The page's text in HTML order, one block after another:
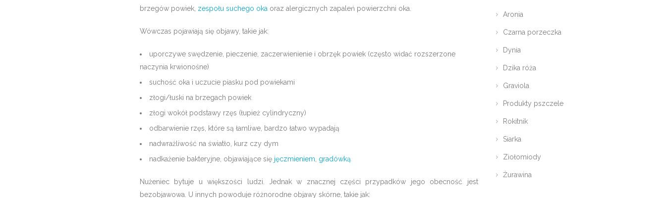
brzegów powiek, zespołu suchego oka oraz alergicznych zapaleń powierzchni oka.
Wówczas pojawiają się objawy, takie jak:
uporczywe swędzenie, pieczenie, zaczerwienienie i obrzęk powiek (często widać rozszerzone
naczynia krwionośne)
suchość oka i uczucie piasku pod powiekami
złogi/łuski na brzegach powiek
złogi wokół podstawy rzęs (łupież cylindryczny)
odbarwienie rzęs, które są łamliwe, bardzo łatwo wypadają
nadwrażliwość na światło, kurz czy dym
nadkażenie bakteryjne, objawiające się jęczmieniem gradówką
Nużeniec bytuje u większości ludzi. Jednak w znacznej części przypadków jego obecność jest
bezobjawowa. U innych powoduje różnorodne objawy skórne, takie jak:
Aronia
Czarna porzeczka
Dynia
Dzika róża
Graviola
Produkty pszczele
Rokitnik
Siarka
Ziołomiody
Żurawina